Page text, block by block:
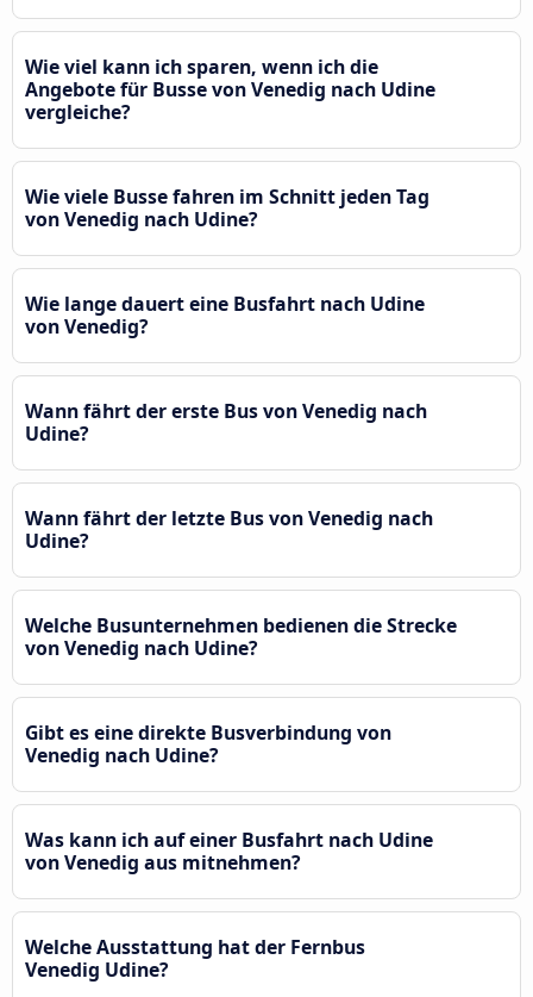
Wie viel kann ich sparen, wenn ich die
Angebote für Busse von Venedig nach Udine
vergleiche?
Wie viele Busse fahren im Schnitt jeden Tag
von Venedig nach Udine?
Wie lange dauert eine Busfahrt nach Udine
von Venedig?
Wann fährt der erste Bus von Venedig nach
Udine?
Wann fährt der letzte Bus von Venedig nach
Udine?
Welche Busunternehmen bedienen die Strecke
von Venedig nach Udine?
Gibt es eine direkte Busverbindung von
Venedig nach Udine?
Was kann ich auf einer Busfahrt nach Udine
von Venedig aus mitnehmen?
Welche Ausstattung hat der Fernbus
Venedig Udine?